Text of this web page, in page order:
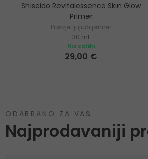
Shiseido Revitalessence Skin Glow
Primer
Posvjetljujući primer
30 ml
Na zalihi
29,00 €
ODABRANO ZA VAS
Najprodavaniji